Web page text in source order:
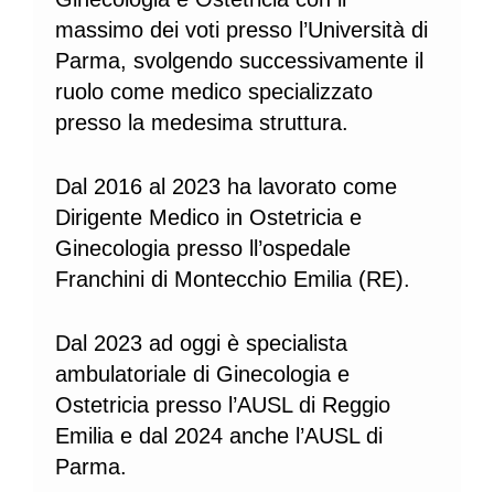
massimo dei voti presso l’Università di
Parma, svolgendo successivamente il
ruolo come medico specializzato
presso la medesima struttura.
Dal 2016 al 2023 ha lavorato come
Dirigente Medico in Ostetricia e
Ginecologia presso ll’ospedale
Franchini di Montecchio Emilia (RE).
Dal 2023 ad oggi è specialista
ambulatoriale di Ginecologia e
Ostetricia presso l’AUSL di Reggio
Emilia e dal 2024 anche l’AUSL di
Parma.